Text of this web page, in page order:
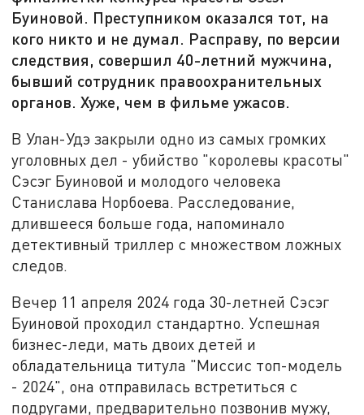
Буиновой. Преступником оказался тот, на
кого никто и не думал. Расправу, по версии
следствия, совершил 40-летний мужчина,
бывший сотрудник правоохранительных
органов. Хуже, чем в фильме ужасов.
В Улан-Удэ закрыли одно из самых громких
уголовных дел - убийство "королевы красоты"
Сэсэг Буиновой и молодого человека
Станислава Норбоева. Расследование,
длившееся больше года, напоминало
детективный триллер с множеством ложных
следов.
Вечер 11 апреля 2024 года 30-летней Сэсэг
Буиновой проходил стандартно. Успешная
бизнес-леди, мать двоих детей и
обладательница титула "Миссис топ-модель
- 2024", она отправилась встретиться с
подругами, предварительно позвонив мужу,